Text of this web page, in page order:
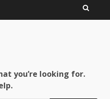
you’re looking for.